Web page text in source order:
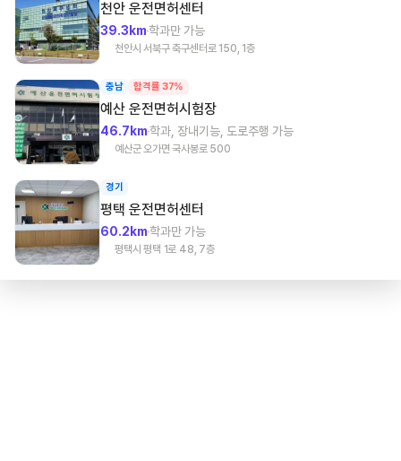
천안 운전면허센터
39.3km학과만 가능
천안시 서북구 축구센터로 150, 1층
충남 합격률 37%
예산 운전면허시험장
46.7km학과, 장내기능, 도로주행 가능
예산군 오가면 국사봉로 500
경기
평택 운전면허센터
60.2km학과만 가능
평택시 평택 1로 48, 7층